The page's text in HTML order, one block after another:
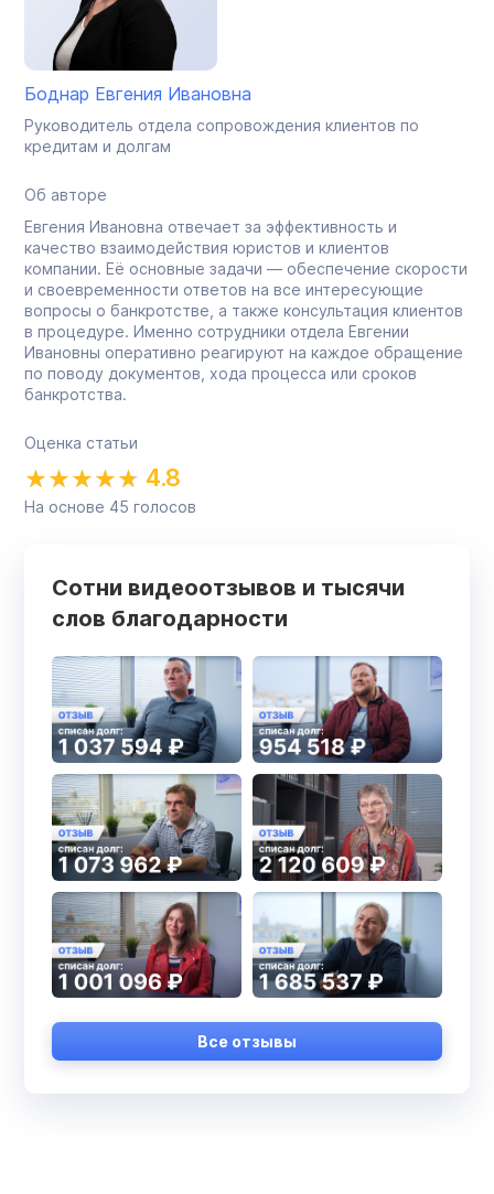
Боднар Евгения Ивановна
Руководитель отдела сопровождения клиентов по
кредитам и долгам
Об авторе
Евгения Ивановна отвечает за эффективность и
качество взаимодействия юристов и клиентов
компании. Её основные задачи — обеспечение скорости
и своевременности ответов на все интересующие
вопросы о банкротстве, а также консультация клиентов
в процедуре. Именно сотрудники отдела Евгении
Ивановны оперативно реагируют на каждое обращение
по поводу документов, хода процесса или сроков
банкротства.
Оценка статьи
4.8
На основе 45 голосов
Сотни видеоотзывов и тысячи
слов благодарности
Все отзывы